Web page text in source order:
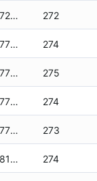
12,720 zł 272
12,770 zł 274
12,770 zł 275
12,770 zł 274
12,770 zł 273
12,810 zł 274